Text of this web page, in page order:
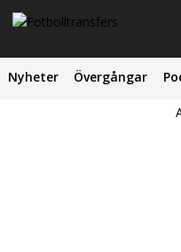
Nyheter Övergångar